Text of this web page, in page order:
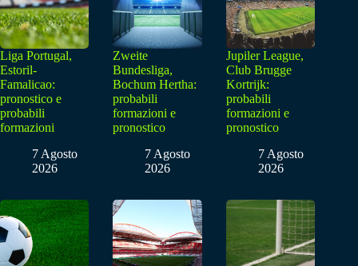
Liga Portugal,
Estoril-
Famalicao:
pronostico e
probabili
formazioni
7 Agosto
2026
Zweite
Bundesliga,
Bochum Hertha:
probabili
formazioni e
pronostico
7 Agosto
2026
Jupiler League,
Club Brugge
Kortrijk:
probabili
formazioni e
pronostico
7 Agosto
2026